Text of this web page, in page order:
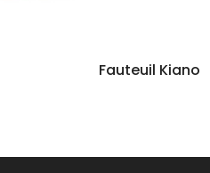
Fauteuil Kiano